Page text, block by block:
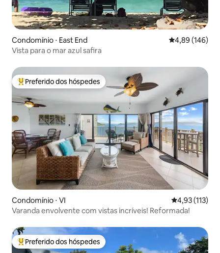
Condomínio ⋅ East End 4,89 de uma
4,89 (146)
Vista para o mar azul safira
Entre os melhores preferidos dos hóspedes
Preferido dos hóspedes
Condomínio ⋅ VI 4,93 de uma
4,93 (113)
Varanda envolvente com vistas incríveis! Reformada!
Entre os melhores preferidos dos hóspedes
Preferido dos hóspedes